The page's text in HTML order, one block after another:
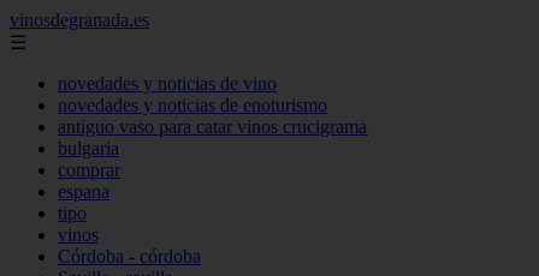
vinosdegranada.es
☰
novedades y noticias de vino
novedades y noticias de enoturismo
antiguo vaso para catar vinos crucigrama
bulgaria
comprar
espana
tipo
vinos
Córdoba - córdoba